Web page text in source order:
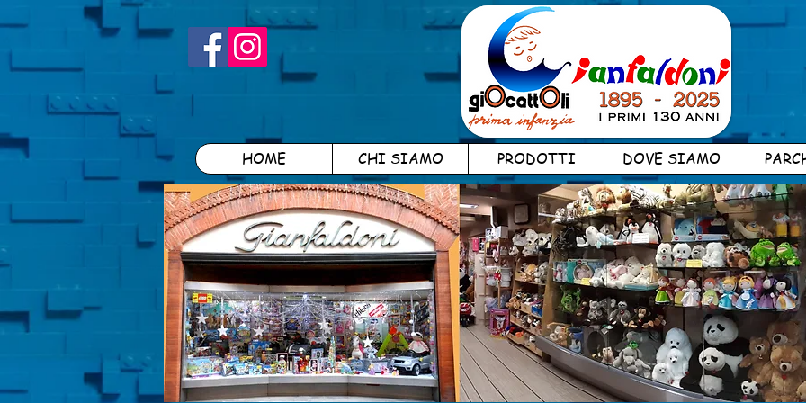
HOME CHI SIAMO PRODOTTI DOVE SIAMO